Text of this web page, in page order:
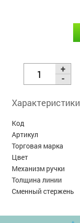
Характеристики
Код
Артикул
Торговая марка
Цвет
Механизм ручки
Толщина линии
Сменный стержень